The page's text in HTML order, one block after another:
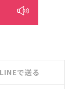
LINEで送る